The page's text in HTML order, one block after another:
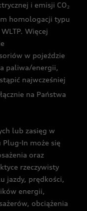
i emisji CO2
homologacji typu
Więcej
w pojeździe
paliwa/energii,
najwcześniej
na Państwa
lub zasięg w
In może się
oraz
rzeczywisty
jazdy, prędkości,
energii,
obciążenia